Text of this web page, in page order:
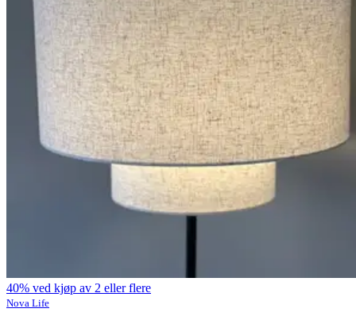
40% ved kjøp av 2 eller flere
Nova Life